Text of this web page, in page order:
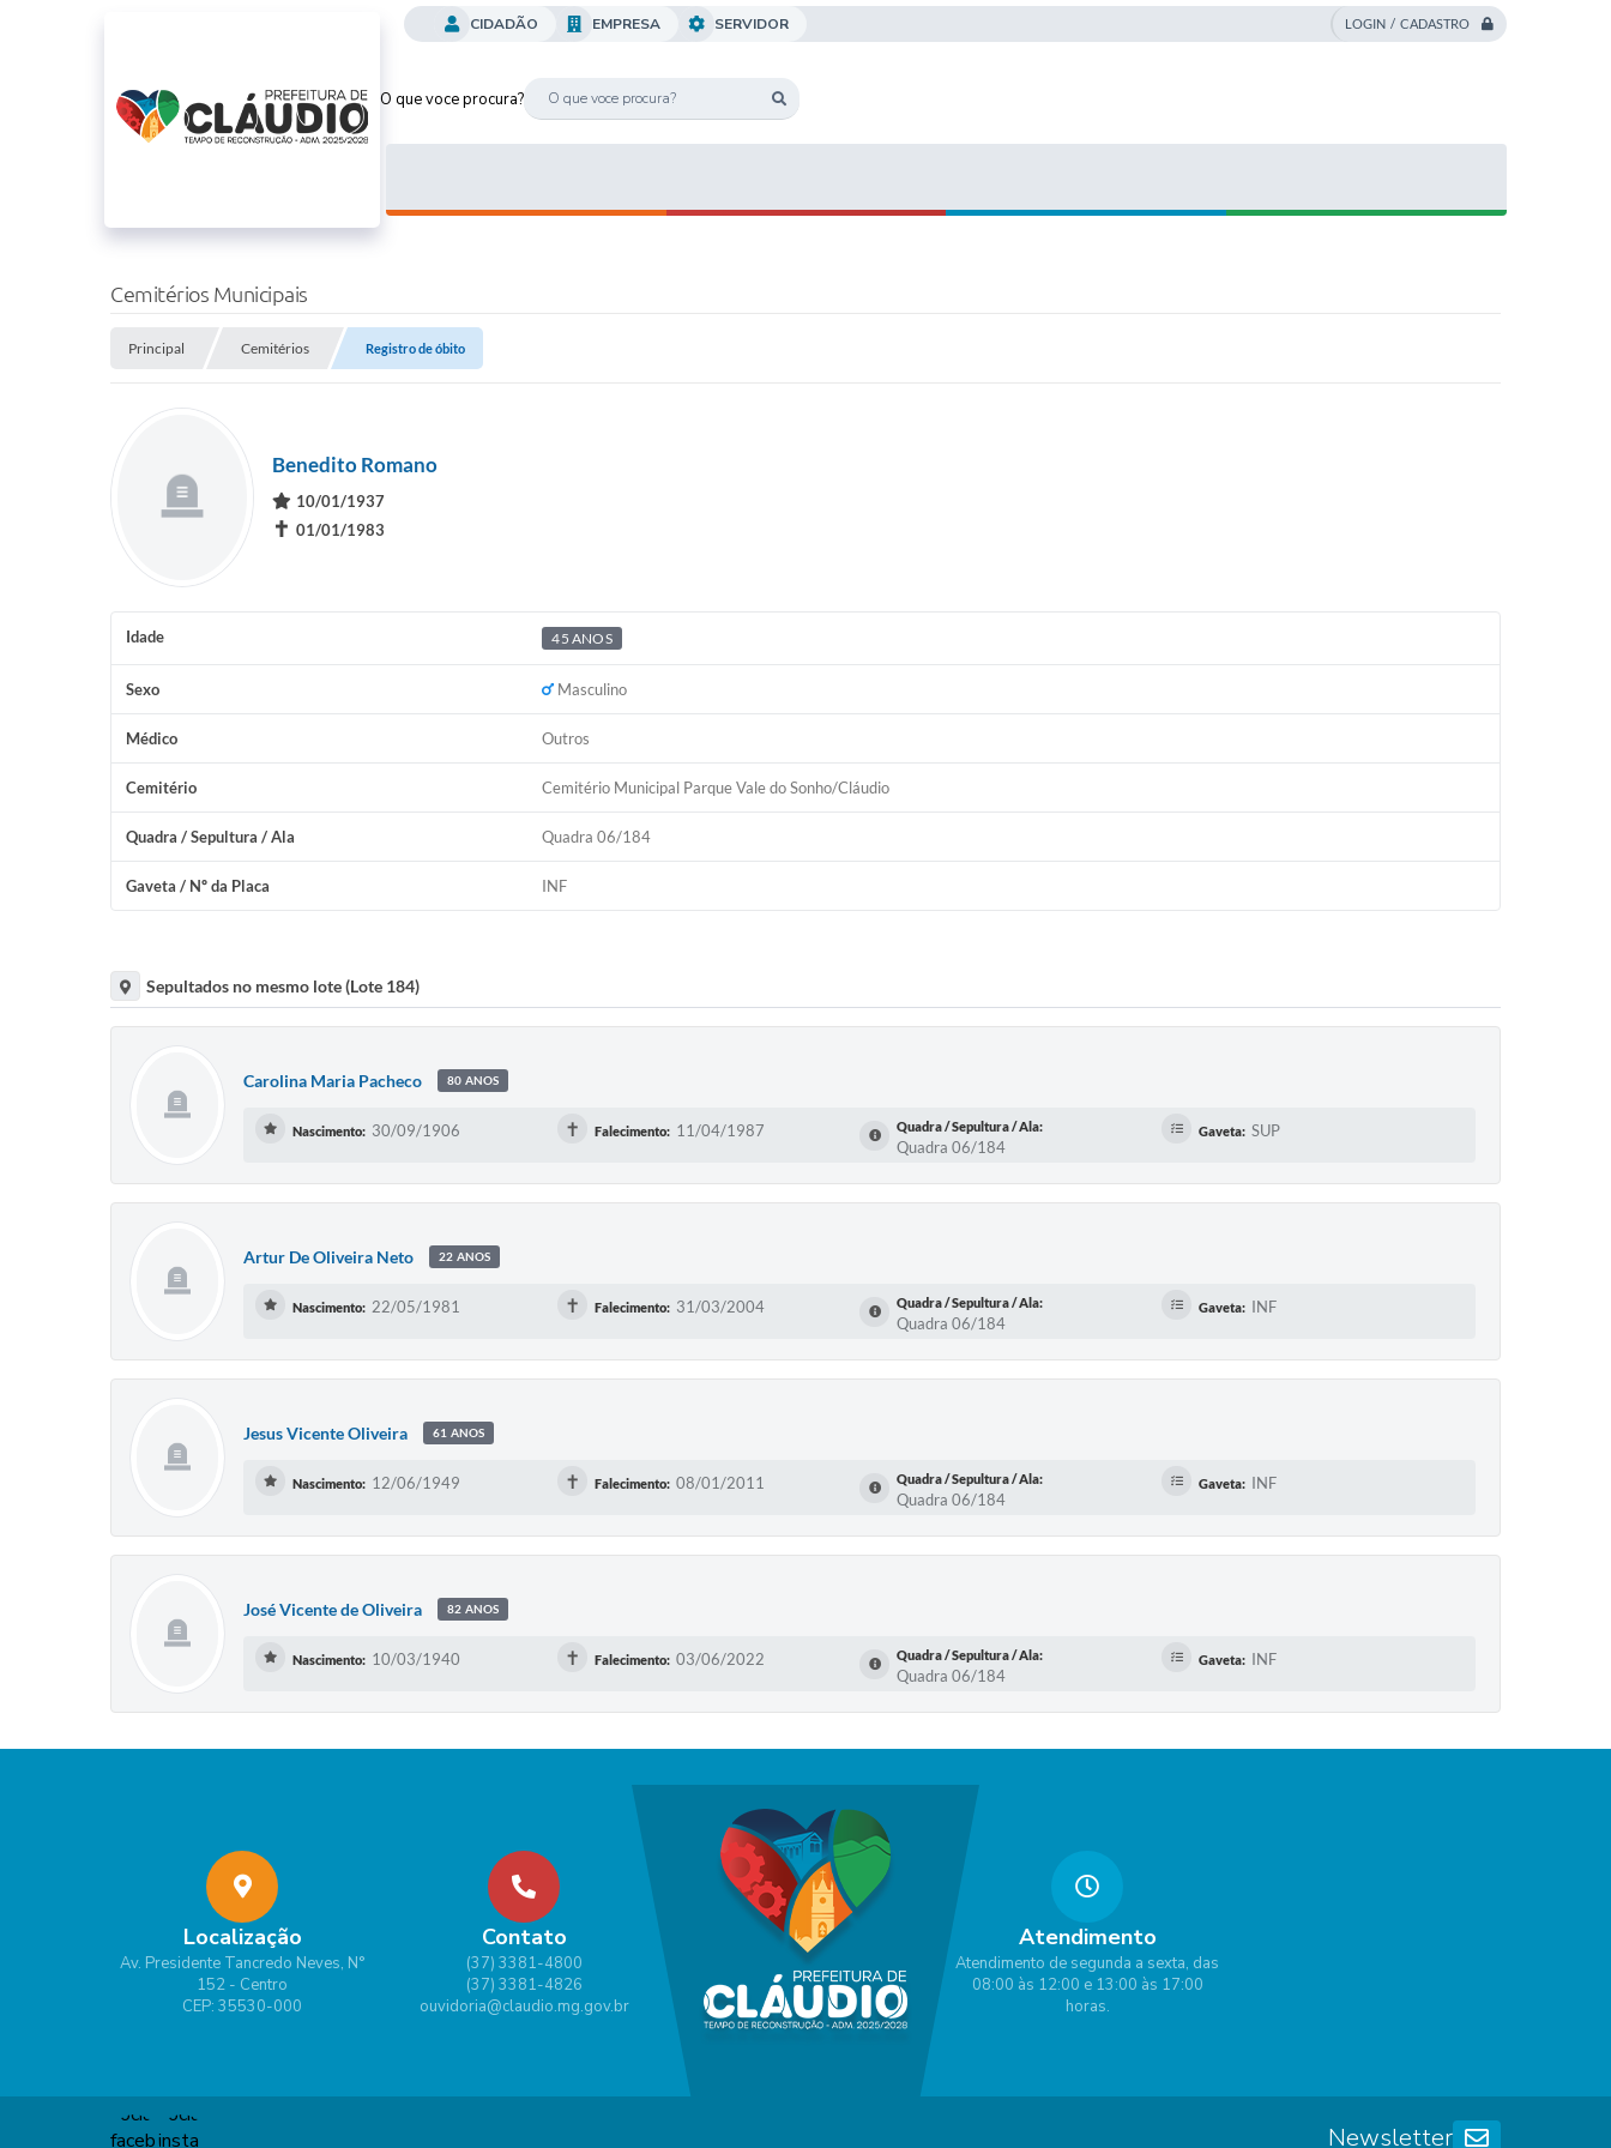
LOGIN / CADASTRO
O que voce procura?
CIDADÃO EMPRESA SERVIDOR
Cemitérios Municipais
Principal Cemitérios Registro de óbito
Benedito Romano
10/01/1937
✝ 01/01/1983
Idade 45 ANOS
Sexo Masculino
Médico Outros
Cemitério Cemitério Municipal Parque Vale do Sonho/Cláudio
Quadra / Sepultura / Ala Quadra 06/184
Gaveta / Nº da Placa INF
Sepultados no mesmo lote (Lote 184)
Carolina Maria Pacheco 80 ANOS
Nascimento: 30/09/1906 ✝ Falecimento: 11/04/1987 Quadra / Sepultura / Ala:
Quadra 06/184
Gaveta: SUP
Artur De Oliveira Neto 22 ANOS
Nascimento: 22/05/1981 ✝ Falecimento: 31/03/2004 Quadra / Sepultura / Ala:
Quadra 06/184
Gaveta: INF
Jesus Vicente Oliveira 61 ANOS
Nascimento: 12/06/1949 ✝ Falecimento: 08/01/2011 Quadra / Sepultura / Ala:
Quadra 06/184
Gaveta: INF
José Vicente de Oliveira 82 ANOS
Nascimento: 10/03/1940 ✝ Falecimento: 03/06/2022 Quadra / Sepultura / Ala:
Quadra 06/184
Gaveta: INF
Localização
Av. Presidente Tancredo Neves, N°
152 - Centro
CEP: 35530-000
Contato
(37) 3381-4800
(37) 3381-4826
ouvidoria@claudio.mg.gov.br
Atendimento
Atendimento de segunda a sexta, das
08:00 às 12:00 e 13:00 às 17:00
horas.
Newsletter